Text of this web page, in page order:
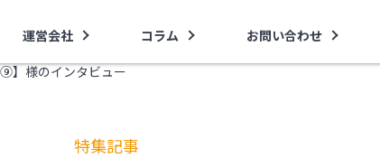
運営会社 コラム お問い合わせ
】様のインタビュー
特集記事